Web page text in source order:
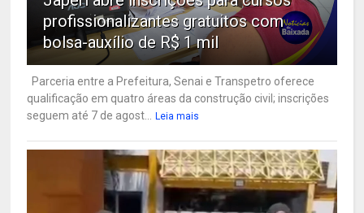
profissionalizantes gratuitos com
bolsa-auxílio de R$ 1 mil
Parceria entre a Prefeitura, Senai e Transpetro oferece
qualificação em quatro áreas da construção civil; inscrições
seguem até 7 de agost...
Leia mais